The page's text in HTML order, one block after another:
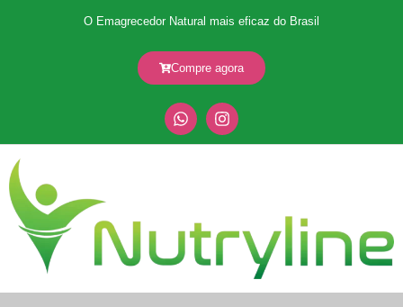
O Emagrecedor Natural mais eficaz do Brasil
Compre agora